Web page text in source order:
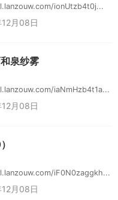
ionUtzb4t0j...
月08日
泉纱雾
iaNmHzb4t1a...
月08日
iF0N0zaggkh...
月08日